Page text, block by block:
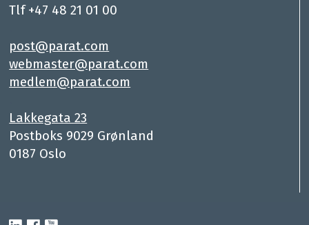
Tlf +47 48 21 01 00
post@parat.com
webmaster@parat.com
medlem@parat.com
Lakkegata 23
Postboks 9029 Grønland
0187 Oslo